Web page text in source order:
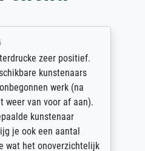
zeer positief.
kunstenaars
werk (na
van voor af aan).
kunstenaar
je ook een aantal
wat het onoverzichtelijk